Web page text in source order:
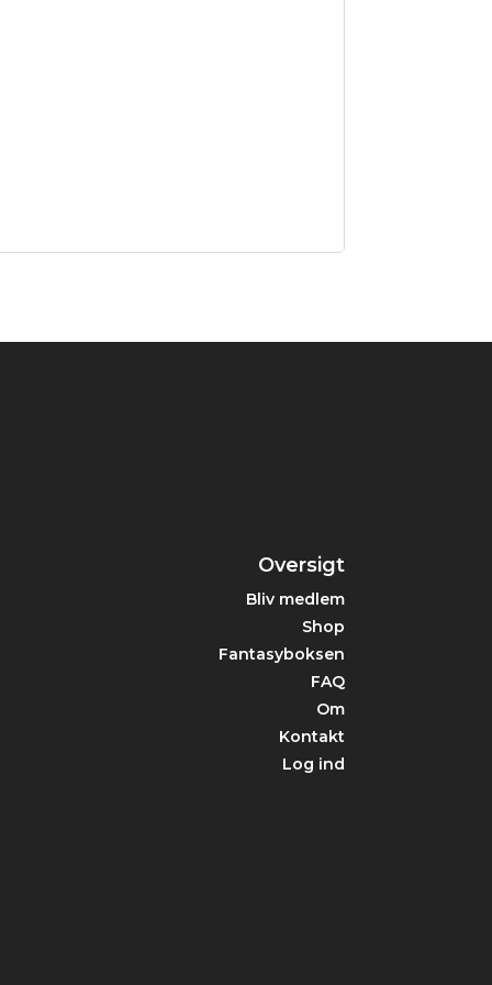
Oversigt
Bliv medlem
Shop
Fantasyboksen
FAQ
Om
Kontakt
Log ind